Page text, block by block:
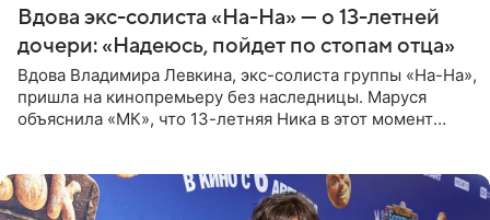
Вдова экс-солиста «На-На» — о 13-летней
дочери: «Надеюсь, пойдет по стопам отца»
Вдова Владимира Левкина, экс-солиста группы «На-На»,
пришла на кинопремьеру без наследницы. Маруся
объяснила «МК», что 13-летняя Ника в этот момент